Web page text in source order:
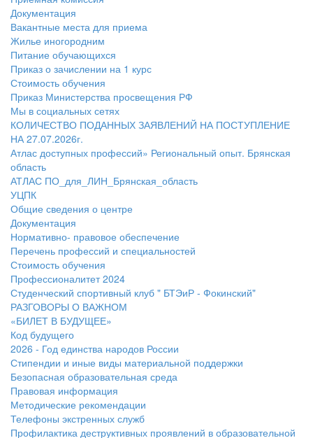
Документация
Вакантные места для приема
Жилье иногородним
Питание обучающихся
Приказ о зачислении на 1 курс
Стоимость обучения
Приказ Министерства просвещения РФ
Мы в социальных сетях
КОЛИЧЕСТВО ПОДАННЫХ ЗАЯВЛЕНИЙ НА ПОСТУПЛЕНИЕ
НА 27.07.2026г.
Атлас доступных профессий» Региональный опыт. Брянская
область
АТЛАС ПО_для_ЛИН_Брянская_область
УЦПК
Общие сведения о центре
Документация
Нормативно- правовое обеспечение
Перечень профессий и специальностей
Стоимость обучения
Профессионалитет 2024
Студенческий спортивный клуб " БТЭиР - Фокинский"
РАЗГОВОРЫ О ВАЖНОМ
«БИЛЕТ В БУДУЩЕЕ»
Код будущего
2026 - Год единства народов России
Стипендии и иные виды материальной поддержки
Безопасная образовательная среда
Правовая информация
Методические рекомендации
Телефоны экстренных служб
Профилактика деструктивных проявлений в образовательной